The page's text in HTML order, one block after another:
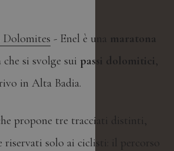
Dolomites - Enel è una maratona
che si svolge sui passi dolomitici,
in Alta Badia.
propone tre tracciati distinti,
riservati solo ai ciclisti: il percorso